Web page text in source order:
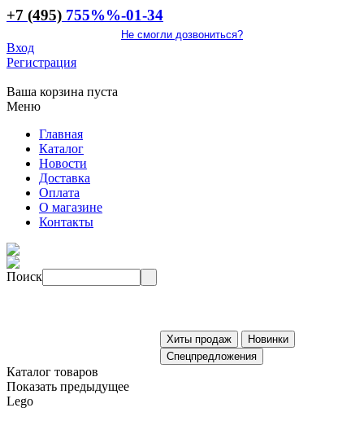
+7 (495) 755%%-01-34
Не смогли дозвониться?
Вход
Регистрация
Ваша корзина пуста
Меню
Главная
Каталог
Новости
Доставка
Оплата
О магазине
Контакты
Поиск
Каталог товаров
Показать предыдущее
Lego